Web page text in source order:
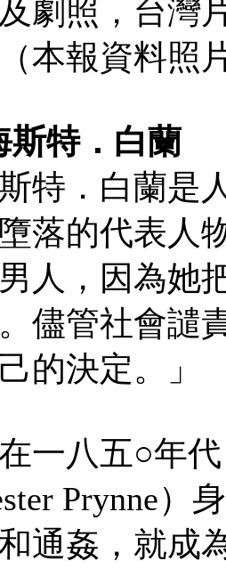
劇照，台灣
本報資料照
特．白蘭
斯特．白蘭
落的代表人
人，因為她
儘管社會譴
的決定。」
一八五○年
Prynne
通姦，就成